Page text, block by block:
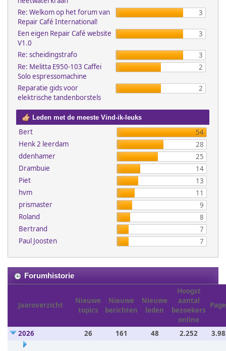
Re: Welkom op het forum van
Repair Café International!
3
Een eigen Repair Café website
V1.0
3
Re: scheidingstrafo
3
Re: Melitta E950-103 Caffei
Solo espressomachine
2
Reparatie gids voor
elektrische tandenborstels
2
Leden met de meeste Vind-ik-leuks
Bert
54
Henk 2 leerdam
28
ddenhamer
25
Drambuie
14
Piet
13
hvm
11
prismaster
9
Roland
8
Bertrand
7
Paul Joosten
7
Forumhistorie
Jaaroverzicht
Nieuwe
topics
Nieuwe
berichten
Nieuwe
leden
Hoogst
aantal
bezoekers
online
2026 26 161 48 2.252